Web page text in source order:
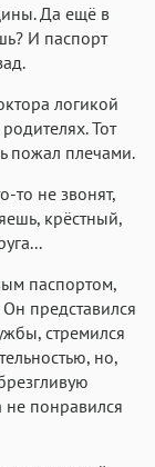
Да ещё в
И паспорт
логикой
Тот
пожал плечами.
то не звонят,
крёстный,
паспортом,
представился
стремился
но,
не понравился